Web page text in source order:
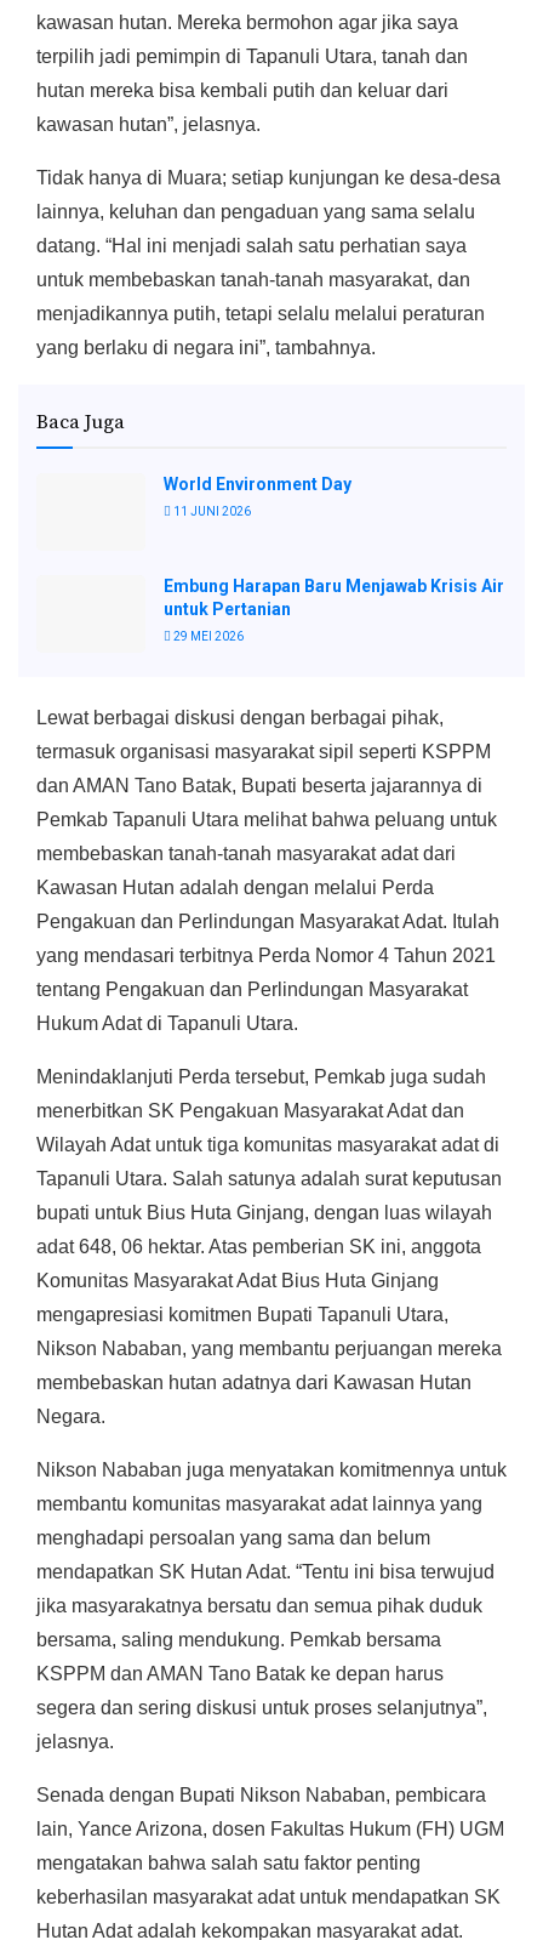
kawasan hutan. Mereka bermohon agar jika saya
terpilih jadi pemimpin di Tapanuli Utara, tanah dan
hutan mereka bisa kembali putih dan keluar dari
kawasan hutan”, jelasnya.
Tidak hanya di Muara; setiap kunjungan ke desa-desa
lainnya, keluhan dan pengaduan yang sama selalu
datang. “Hal ini menjadi salah satu perhatian saya
untuk membebaskan tanah-tanah masyarakat, dan
menjadikannya putih, tetapi selalu melalui peraturan
yang berlaku di negara ini”, tambahnya.
Baca Juga
World Environment Day
11 JUNI 2026
Embung Harapan Baru Menjawab Krisis Air
untuk Pertanian
29 MEI 2026
Lewat berbagai diskusi dengan berbagai pihak,
termasuk organisasi masyarakat sipil seperti KSPPM
dan AMAN Tano Batak, Bupati beserta jajarannya di
Pemkab Tapanuli Utara melihat bahwa peluang untuk
membebaskan tanah-tanah masyarakat adat dari
Kawasan Hutan adalah dengan melalui Perda
Pengakuan dan Perlindungan Masyarakat Adat. Itulah
yang mendasari terbitnya Perda Nomor 4 Tahun 2021
tentang Pengakuan dan Perlindungan Masyarakat
Hukum Adat di Tapanuli Utara.
Menindaklanjuti Perda tersebut, Pemkab juga sudah
menerbitkan SK Pengakuan Masyarakat Adat dan
Wilayah Adat untuk tiga komunitas masyarakat adat di
Tapanuli Utara. Salah satunya adalah surat keputusan
bupati untuk Bius Huta Ginjang, dengan luas wilayah
adat 648, 06 hektar. Atas pemberian SK ini, anggota
Komunitas Masyarakat Adat Bius Huta Ginjang
mengapresiasi komitmen Bupati Tapanuli Utara,
Nikson Nababan, yang membantu perjuangan mereka
membebaskan hutan adatnya dari Kawasan Hutan
Negara.
Nikson Nababan juga menyatakan komitmennya untuk
membantu komunitas masyarakat adat lainnya yang
menghadapi persoalan yang sama dan belum
mendapatkan SK Hutan Adat. “Tentu ini bisa terwujud
jika masyarakatnya bersatu dan semua pihak duduk
bersama, saling mendukung. Pemkab bersama
KSPPM dan AMAN Tano Batak ke depan harus
segera dan sering diskusi untuk proses selanjutnya”,
jelasnya.
Senada dengan Bupati Nikson Nababan, pembicara
lain, Yance Arizona, dosen Fakultas Hukum (FH) UGM
mengatakan bahwa salah satu faktor penting
keberhasilan masyarakat adat untuk mendapatkan SK
Hutan Adat adalah kekompakan masyarakat adat.